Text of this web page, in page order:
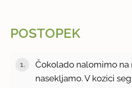
POSTOPEK
Čokolado nalomimo na
nasekljamo. V kozici